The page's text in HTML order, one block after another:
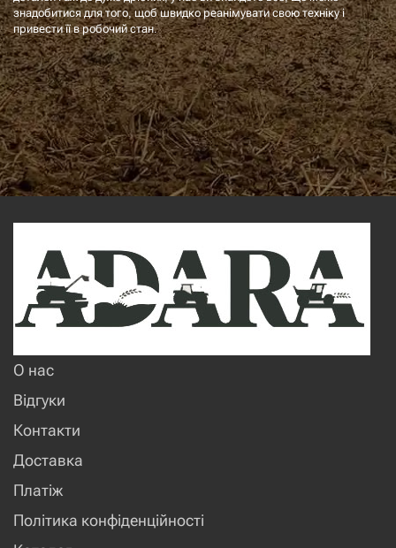
знадобитися для того, щоб швидко реанімувати свою техніку і
привести її в робочий стан.
О нас
Відгуки
Контакти
Доставка
Платіж
Політика конфіденційності